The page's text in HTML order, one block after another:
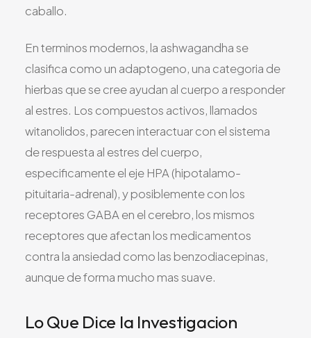
caballo.
En terminos modernos, la ashwagandha se
clasifica como un adaptogeno, una categoria de
hierbas que se cree ayudan al cuerpo a responder
al estres. Los compuestos activos, llamados
witanolidos, parecen interactuar con el sistema
de respuesta al estres del cuerpo,
especificamente el eje HPA (hipotalamo-
pituitaria-adrenal), y posiblemente con los
receptores GABA en el cerebro, los mismos
receptores que afectan los medicamentos
contra la ansiedad como las benzodiacepinas,
aunque de forma mucho mas suave.
Lo Que Dice la Investigacion